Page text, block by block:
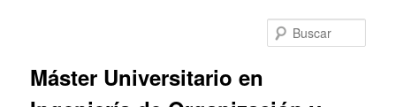
Máster Universitario en